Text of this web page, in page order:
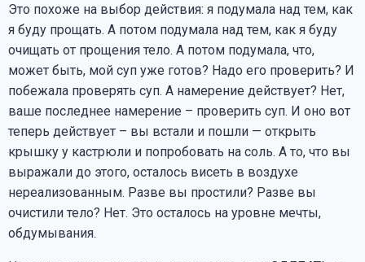
Это похоже на выбор действия: я подумала над тем, как
я буду прощать. А потом подумала над тем, как я буду
очищать от прощения тело. А потом подумала, что,
может быть, мой суп уже готов? Надо его проверить? И
побежала проверять суп. А намерение действует? Нет,
ваше последнее намерение – проверить суп. И оно вот
теперь действует – вы встали и пошли — открыть
крышку у кастрюли и попробовать на соль. А то, что вы
выражали до этого, осталось висеть в воздухе
нереализованным. Разве вы простили? Разве вы
очистили тело? Нет. Это осталось на уровне мечты,
обдумывания.